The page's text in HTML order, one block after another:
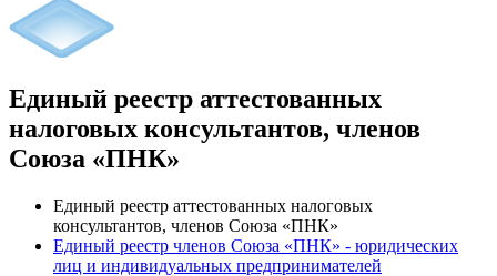
Единый реестр аттестованных
налоговых консультантов, членов
Союза «ПНК»
Единый реестр аттестованных налоговых
консультантов, членов Союза «ПНК»
Единый реестр членов Союза «ПНК» - юридических
лиц и индивидуальных предпринимателей